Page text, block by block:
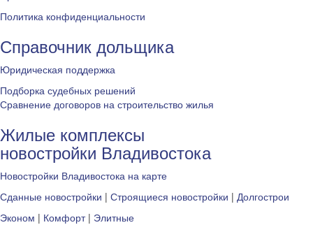
Политика конфиденциальности
Справочник дольщика
Юридическая поддержка
Подборка судебных решений
Сравнение договоров на строительство жилья
Жилые комплексы
новостройки Владивостока
Новостройки Владивостока на карте
Сданные новостройки | Строящиеся новостройки | Долгострои
Эконом | Комфорт| Элитные